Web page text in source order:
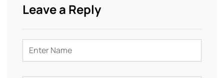
Leave a Reply